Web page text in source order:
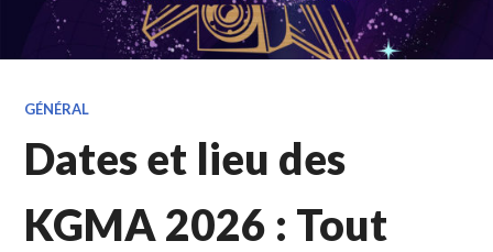
GÉNÉRAL
Dates et lieu des
KGMA 2026 : Tout